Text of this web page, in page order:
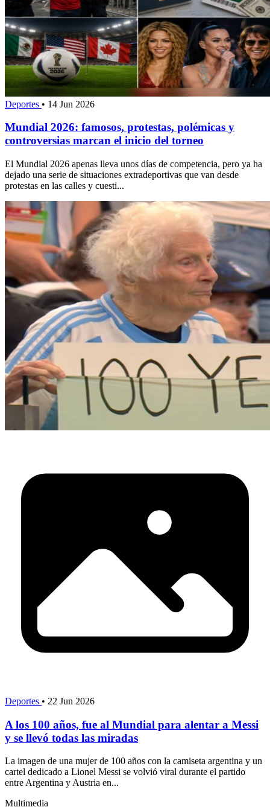
Deportes • 14 Jun 2026
Mundial 2026: famosos, protestas, polémicas y
controversias marcan el inicio del torneo
El Mundial 2026 apenas lleva unos días de competencia, pero ya ha
dejado una serie de situaciones extradeportivas que van desde
protestas en las calles y cuesti...
Deportes • 22 Jun 2026
A los 100 años, fue al Mundial para alentar a Messi
y se llevó todas las miradas
La imagen de una mujer de 100 años con la camiseta argentina y un
cartel dedicado a Lionel Messi se volvió viral durante el partido
entre Argentina y Austria en...
Multimedia